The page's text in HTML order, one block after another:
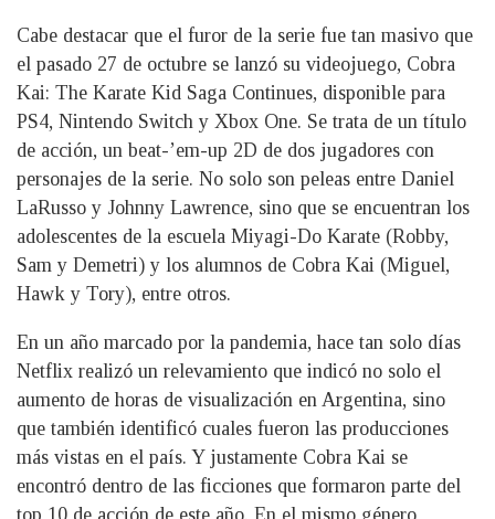
Cabe destacar que el furor de la serie fue tan masivo que
el pasado 27 de octubre se lanzó su videojuego, Cobra
Kai: The Karate Kid Saga Continues, disponible para
PS4, Nintendo Switch y Xbox One. Se trata de un título
de acción, un beat-’em-up 2D de dos jugadores con
personajes de la serie. No solo son peleas entre Daniel
LaRusso y Johnny Lawrence, sino que se encuentran los
adolescentes de la escuela Miyagi-Do Karate (Robby,
Sam y Demetri) y los alumnos de Cobra Kai (Miguel,
Hawk y Tory), entre otros.
En un año marcado por la pandemia, hace tan solo días
Netflix realizó un relevamiento que indicó no solo el
aumento de horas de visualización en Argentina, sino
que también identificó cuales fueron las producciones
más vistas en el país. Y justamente Cobra Kai se
encontró dentro de las ficciones que formaron parte del